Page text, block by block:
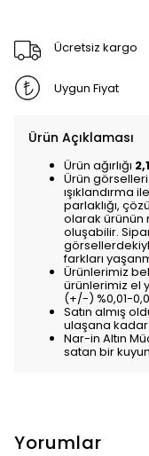
Ücretsiz kargo
Uygun Fiyat
Ürün Açıklaması
Ürün ağırlığı
Ürün
ışıklandırma
parlaklığı,
olarak ürünün
oluşabilir.
farkları
Ürünlerimiz
ürünlerimiz el
(+/-) %0,01-
Satın almış
ulaşana kadar
Nar-in Altın
satan bir
Yorumlar